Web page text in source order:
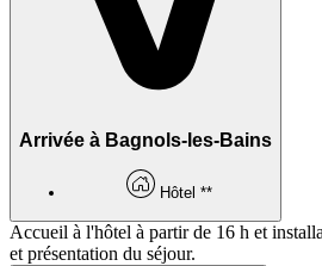
Arrivée à Bagnols-les-Bains
Hôtel **
Accueil à l'hôtel à partir de 16 h et
et présentation du séjour.